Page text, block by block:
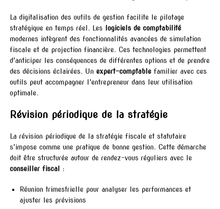
La digitalisation des outils de gestion facilite le pilotage
stratégique en temps réel. Les
logiciels de comptabilité
modernes intègrent des fonctionnalités avancées de simulation
fiscale et de projection financière. Ces technologies permettent
d’anticiper les conséquences de différentes options et de prendre
des décisions éclairées. Un expert-comptable familier avec ces
outils peut accompagner l’entrepreneur dans leur utilisation
optimale.
Révision périodique de la stratégie
La révision périodique de la stratégie fiscale et statutaire
s’impose comme une pratique de bonne gestion. Cette démarche
doit être structurée autour de rendez-vous réguliers avec le
conseiller fiscal
:
Réunion trimestrielle pour analyser les performances et
ajuster les prévisions